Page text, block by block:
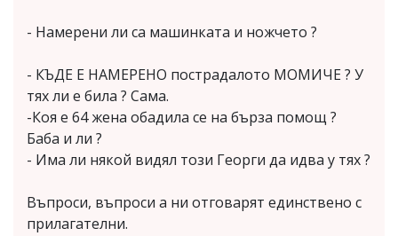
- Намерени ли са машинката и ножчето ?
- КЪДЕ Е НАМЕРЕНО пострадалото МОМИЧЕ ? У
тях ли е била ? Сама.
-Коя е 64 жена обадила се на бърза помощ ?
Баба и ли ?
- Има ли някой видял този Георги да идва у тях ?
Въпроси, въпроси а ни отговарят единствено с
прилагателни.